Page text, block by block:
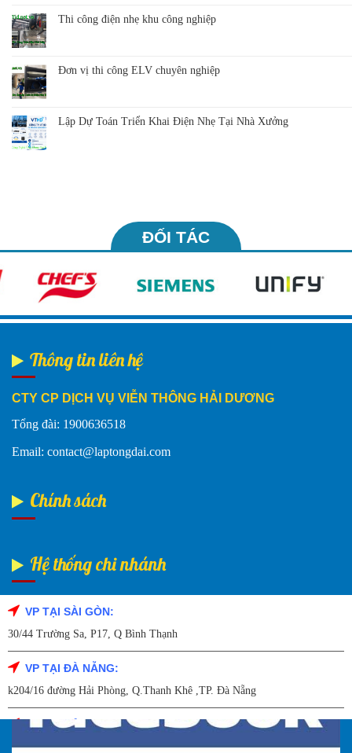
Thi công điện nhẹ khu công nghiệp
Đơn vị thi công ELV chuyên nghiệp
Lập Dự Toán Triển Khai Điện Nhẹ Tại Nhà Xưởng
ĐỐI TÁC
Thông tin liên hệ
CTY CP DỊCH VỤ VIỄN THÔNG HẢI DƯƠNG
Tổng đài: 1900636518
Email: contact@laptongdai.com
Chính sách
Hệ thống chi nhánh
VP TẠI SÀI GÒN:
30/44 Trường Sa, P17, Q Bình Thạnh
VP TẠI ĐÀ NẴNG:
k204/16 đường Hải Phòng, Q.Thanh Khê ,TP. Đà Nẵng
VP TẠI HẢI DƯƠNG:
Số 9/14 – P.Tứ Thông – TP Hải Dương
Fanpage Facebook